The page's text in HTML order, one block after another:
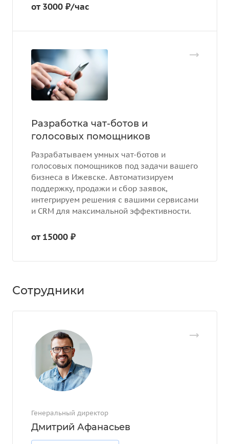
от 3000 ₽/час
Разработка чат-ботов и
голосовых помощников
Разрабатываем умных чат-ботов и
голосовых помощников под задачи вашего
бизнеса в Ижевске. Автоматизируем
поддержку, продажи и сбор заявок,
интегрируем решения с вашими сервисами
и CRM для максимальной эффективности.
от 15000 ₽
Сотрудники
Генеральный директор
Дмитрий Афанасьев